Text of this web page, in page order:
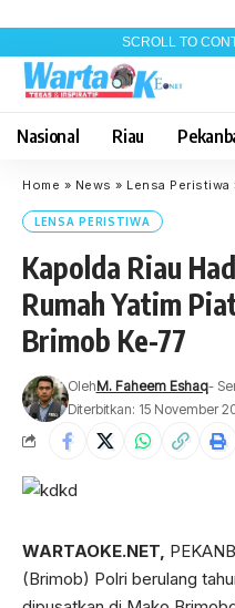
SCROLL TO
Nasional Riau
Home » News » Lensa Peristiwa
LENSA PERISTIWA
Kapolda Riau
Rumah Yatim
Brimob Ke-77
OlehM. Faheem Eshaq-
Diterbitkan: 15 November
WARTAOKE.NET,
(Brimob) Polri berulang